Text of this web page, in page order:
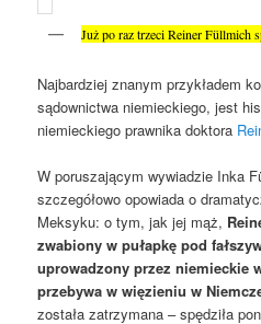
Już po raz trzeci Reiner Füllmich
Najbardziej znanym przykładem
sądownictwa niemieckiego, jest
niemieckiego prawnika doktora
W poruszającym wywiadzie Inka
szczegółowo opowiada o
Meksyku: o tym, jak jej mąż,
zwabiony w pułapkę pod
uprowadzony przez niemieckie
przebywa w więzieniu w
została zatrzymana – spędziła